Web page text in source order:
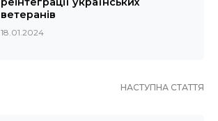
ветеранів
18.01.2024
НАСТУПНА СТАТТЯ